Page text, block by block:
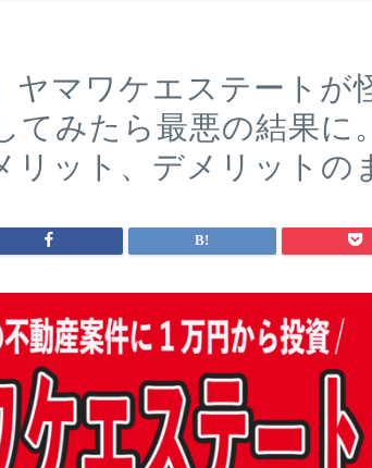
ヤマワケエステートが
てみたら最悪の結果に
リット、デメリットの